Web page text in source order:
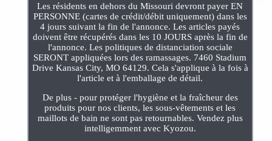
Les résidents en dehors du Missouri devront payer EN
PERSONNE (cartes de crédit/débit uniquement) dans les
4 jours suivant la fin de l'annonce. Les articles payés
doivent être récupérés dans les 10 JOURS après la fin de
l'annonce. Les politiques de distanciation sociale
SERONT appliquées lors des ramassages. 7460 Stadium
Drive Kansas City, MO 64129. Cela s'applique à la fois à
l'article et à l'emballage de détail.
De plus - pour protéger l'hygiène et la fraîcheur des
produits pour nos clients, les sous-vêtements et les
maillots de bain ne sont pas retournables. Vendez plus
intelligemment avec Kyozou.